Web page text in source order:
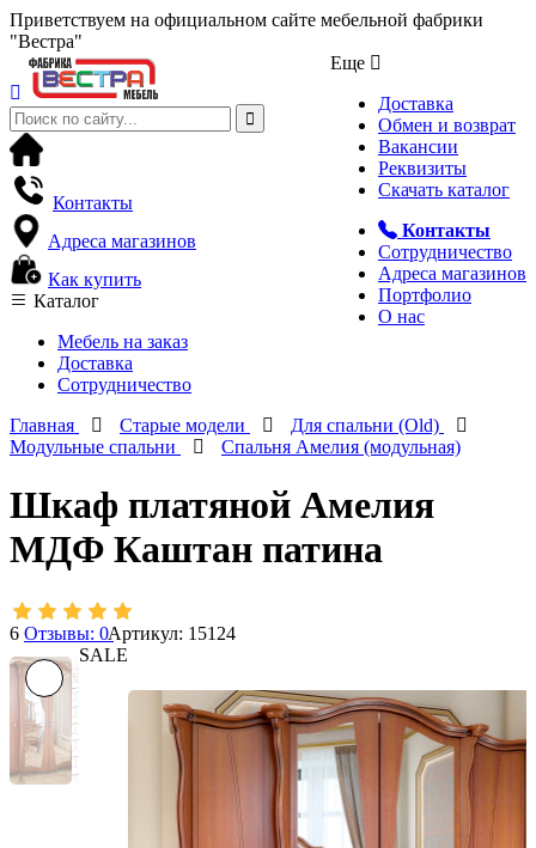
Приветствуем на официальном сайте мебельной фабрики
"Вестра"
Еще
Доставка
Обмен и возврат
Вакансии
Реквизиты
Скачать каталог
Контакты
Сотрудничество
Адреса магазинов
Портфолио
О нас
Контакты
Адреса магазинов
Как купить
Каталог
Мебель на заказ
Доставка
Сотрудничество
Главная
Старые модели
Для спальни (Old)
Модульные спальни
Спальня Амелия (модульная)
Шкаф платяной Амелия
МДФ Каштан патина
6 Отзывы: 0Артикул: 15124
SALE